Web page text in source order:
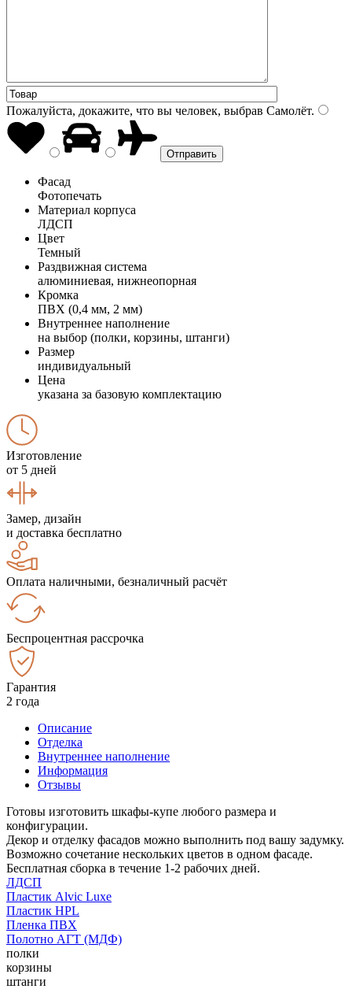
Пожалуйста, докажите, что вы человек, выбрав Самолёт.
Фасад
Фотопечать
Материал корпуса
ЛДСП
Цвет
Темный
Раздвижная система
алюминиевая, нижнеопорная
Кромка
ПВХ (0,4 мм, 2 мм)
Внутреннее наполнение
на выбор (полки, корзины, штанги)
Размер
индивидуальный
Цена
указана за базовую комплектацию
Изготовление
от 5 дней
Замер, дизайн
и доставка бесплатно
Оплата наличными, безналичный расчёт
Беспроцентная рассрочка
Гарантия
2 года
Описание
Отделка
Внутреннее наполнение
Информация
Отзывы
Готовы изготовить шкафы-купе любого размера и
конфигурации.
Декор и отделку фасадов можно выполнить под вашу задумку.
Возможно сочетание нескольких цветов в одном фасаде.
Бесплатная сборка в течение 1-2 рабочих дней.
ЛДСП
Пластик Alvic Luxe
Пластик HPL
Пленка ПВХ
Полотно АГТ (МДФ)
полки
корзины
штанги